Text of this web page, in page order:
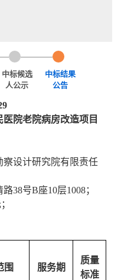
中标候选
人公示
中标结果
公告
院老院病房改造项目
察设计研究院有限责任
路38号B座10层1008；
；
围 服务期
质量
标准